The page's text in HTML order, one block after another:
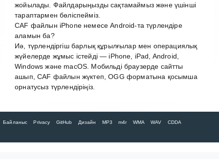
жойылады. Файлдарыңызды сақтамаймыз және үшінші
тараптармен бөліспейміз.
CAF файлын iPhone немесе Android-та түрлендіре
аламын ба?
Иә, түрлендіргіш барлық құрылғылар мен операциялық
жүйелерде жұмыс істейді — iPhone, iPad, Android,
Windows және macOS. Мобильді браузерде сайтты
ашып, CAF файлын жүктеп, OGG форматына қосымша
орнатусыз түрлендіріңіз.
Байланыс Privacy GitHub Дизайн MP3 m4r WMA WAV CDDA